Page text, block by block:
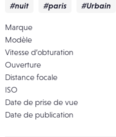
#nuit #paris #Urbain
Marque
Modèle
Vitesse d’obturation
Ouverture
Distance focale
ISO
Date de prise de vue
Date de publication